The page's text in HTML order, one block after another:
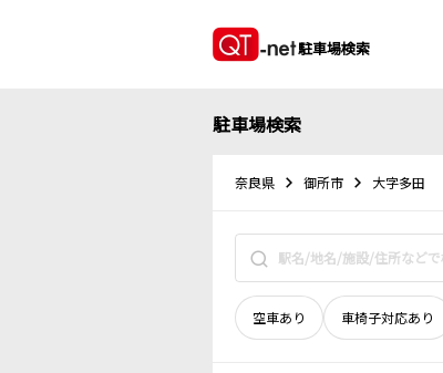
駐車場検索
駐車場検索
奈良県 御所市 大字多田
空車あり 車椅子対応あり